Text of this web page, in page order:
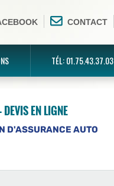
CONTACT
TÉL: 01.75.43.37.03
EN LIGNE